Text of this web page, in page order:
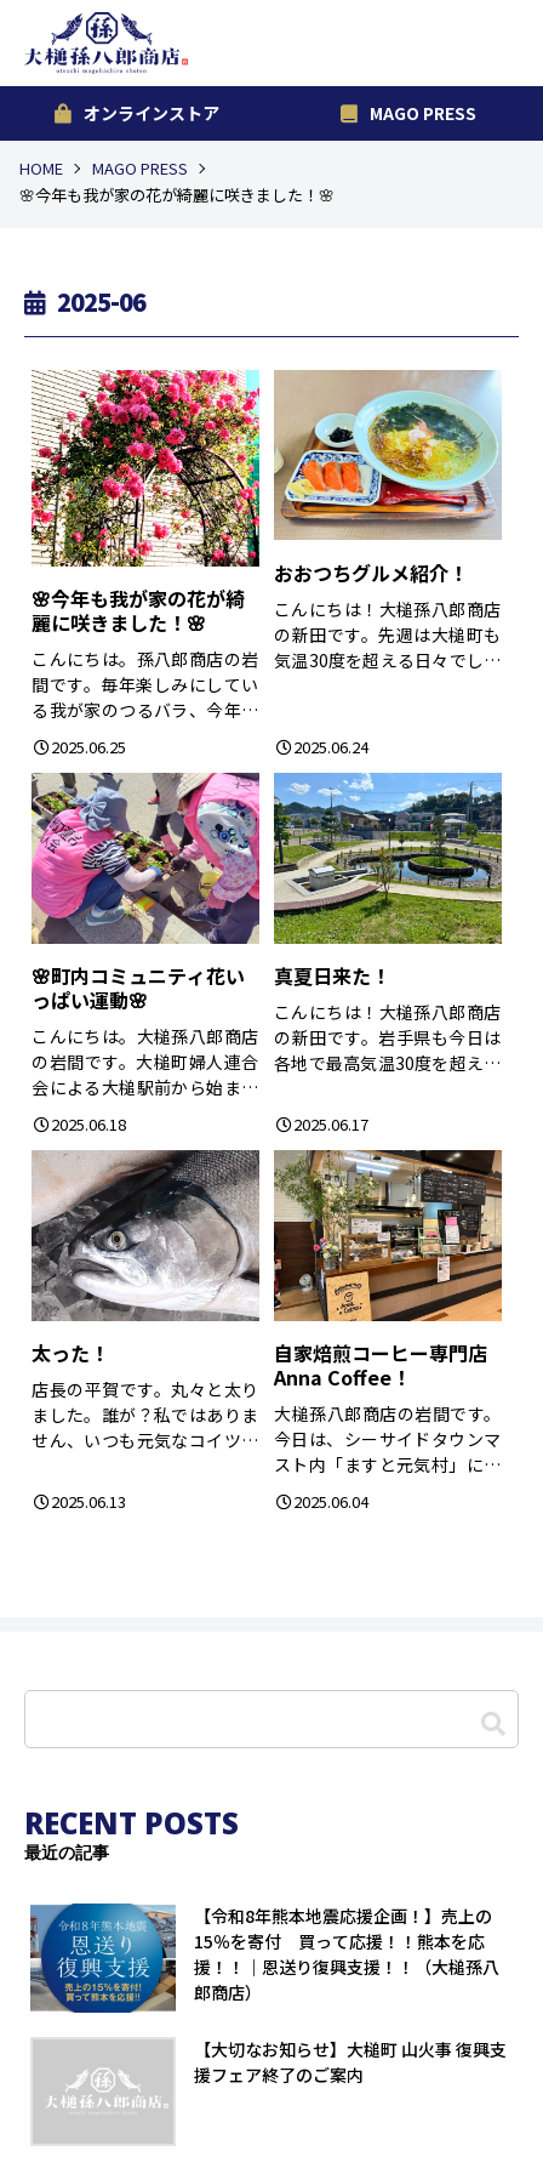
オンラインストア MAGO PRESS
HOME
MAGO PRESS
🌸今年も我が家の花が綺麗に咲きました！🌸
2025-06
🌸今年も我が家の花が綺
麗に咲きました！🌸
こんにちは。孫八郎商店の岩
間です。毎年楽しみにしてい
る我が家のつるバラ、今年も
元気に咲いてくれ...
2025.06.25
おおつちグルメ紹介！
こんにちは！大槌孫八郎商店
の新田です。先週は大槌町も
気温30度を超える日々でした
2025.06.24
🌸町内コミュニティ花い
っぱい運動🌸
こんにちは。大槌孫八郎商店
の岩間です。大槌町婦人連合
会による大槌駅前から始まる
『町内コミュニテ...
2025.06.18
真夏日来た！
こんにちは！大槌孫八郎商店
の新田です。岩手県も今日は
各地で最高気温30度を超える
2025.06.17
太った！
店長の平賀です。丸々と太り
ました。誰が？私ではありま
せん、いつも元気なコイツら
2025.06.13
自家焙煎コーヒー専門店
Anna Coffee！
大槌孫八郎商店の岩間です。
今日は、シーサイドタウンマ
スト内「ますと元気村」に新
しくできた、とっ...
2025.06.04
RECENT POSTS
最近の記事
【令和8年熊本地震応援企画！】売上の
15％を寄付 買って応援！！熊本を応
援！！｜恩送り復興支援！！（大槌孫八
郎商店）
【大切なお知らせ】大槌町 山火事 復興支
援フェア終了のご案内